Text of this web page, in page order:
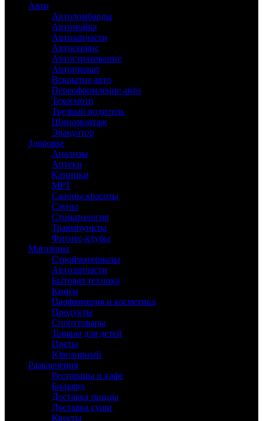
Авто
Автоломбарды
Автомойка
Автозапчасти
Автосервис
Автострахование
Автопрокат
Вскрытие авто
Переоформление авто
Техосмотр
Трезвый водитель
Шиномонтаж
Эвакуатор
Здоровье
Анализы
Аптеки
Клиники
МРТ
Салоны красоты
Сауны
Стоматология
Травмпункты
Фитнес-клубы
Магазины
Стройматериалы
Автозапчасти
Бытовая техника
Книги
Парфюмерия и косметика
Продукты
Спорттовары
Товары для детей
Цветы
Ювелирный
Развлечения
Рестораны и кафе
Бильярд
Доставка пиццы
Доставка суши
Квесты